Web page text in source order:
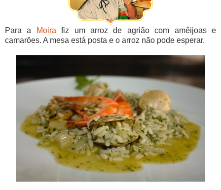
Para a Moira fiz um arroz de agrião com amêijoas e
camarões. A mesa está posta e o arroz não pode esperar.